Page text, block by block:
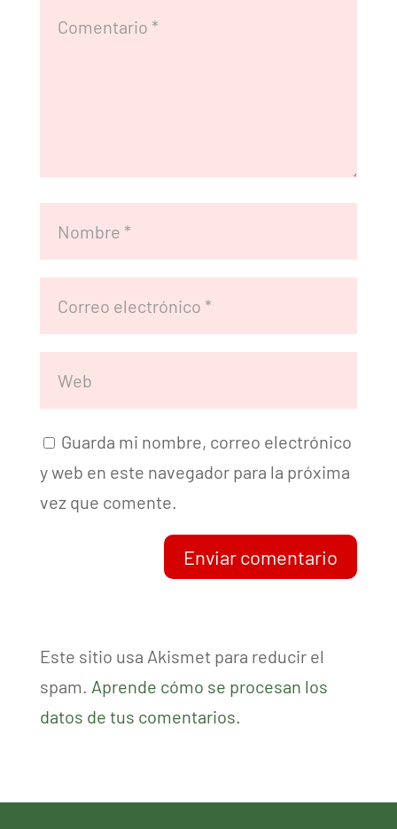
Guarda mi nombre, correo electrónico
y web en este navegador para la próxima
vez que comente.
Enviar comentario
Este sitio usa Akismet para reducir el
spam. Aprende cómo se procesan los
datos de tus comentarios.